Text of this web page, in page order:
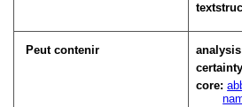
Peut contenir
core: